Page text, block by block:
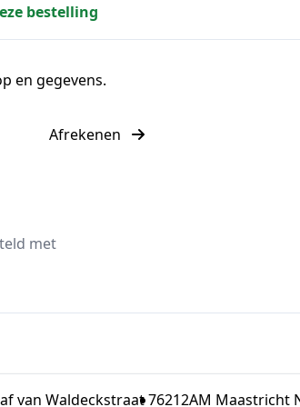
bestelling
en gegevens.
Afrekenen
met
van Waldeckstraat 76212AM Maastricht